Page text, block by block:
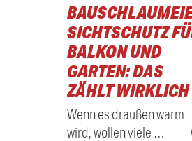
SICHTSCHUTZ
BALKON UND
GARTEN: DAS
ZÄHLT WIRKLICH
Wenn es draußen warm
wird, wollen viele …